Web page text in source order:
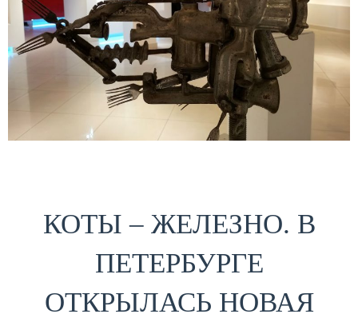
КОТЫ – ЖЕЛЕЗНО. В
ПЕТЕРБУРГЕ
ОТКРЫЛАСЬ НОВАЯ